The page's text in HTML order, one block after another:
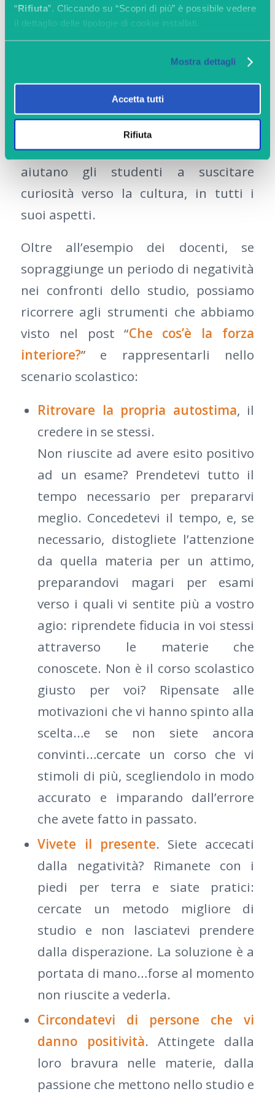
“Rifiuta”. Cliccando su “Scopri di più” è possibile vedere
il dettaglio delle tipologie di cookie installati.
Mostra dettagli
Accetta tutti
Rifiuta
nonostante alcune giornate non siano
delle migliori.
L’atteggiamento con cui si affronta lo
studio è, quindi, una caratteristica che
si impara in aula (oltre che in famiglia
e tra amici), osservando e facendo
propria la passione con cui i professori
aiutano gli studenti a suscitare
curiosità verso la cultura, in tutti i
suoi aspetti.
Oltre all’esempio dei docenti, se
sopraggiunge un periodo di negatività
nei confronti dello studio, possiamo
ricorrere agli strumenti che abbiamo
visto nel post “Che cos’è la forza
interiore?” e rappresentarli nello
scenario scolastico:
Ritrovare la propria autostima, il
credere in se stessi.
Non riuscite ad avere esito positivo
ad un esame? Prendetevi tutto il
tempo necessario per prepararvi
meglio. Concedetevi il tempo, e, se
necessario, distogliete l’attenzione
da quella materia per un attimo,
preparandovi magari per esami
verso i quali vi sentite più a vostro
agio: riprendete fiducia in voi stessi
attraverso le materie che
conoscete. Non è il corso scolastico
giusto per voi? Ripensate alle
motivazioni che vi hanno spinto alla
scelta…e se non siete ancora
convinti…cercate un corso che vi
stimoli di più, scegliendolo in modo
accurato e imparando dall’errore
che avete fatto in passato.
Vivete il presente. Siete accecati
dalla negatività? Rimanete con i
piedi per terra e siate pratici:
cercate un metodo migliore di
studio e non lasciatevi prendere
dalla disperazione. La soluzione è a
portata di mano…forse al momento
non riuscite a vederla.
Circondatevi di persone che vi
danno positività. Attingete dalla
loro bravura nelle materie, dalla
passione che mettono nello studio e